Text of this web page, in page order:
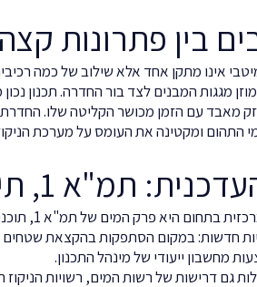
בין פתרונות קצה
אינו מתקן אחד אלא שילוב של כמה
מגגות המבנים לצד בור החדרה. תכנון
מאבד עם הזמן מכושר הקליטה שלו.
התהום ומקטינה את העומס על מערכת
תיקון 8 ומחשבון ניהול הנגר
חדשות: במקום הסתפקות בהקצאת
מחשבון ייעודי של מינהל התכנון.
גם דרישות של רשות המים, רשויות